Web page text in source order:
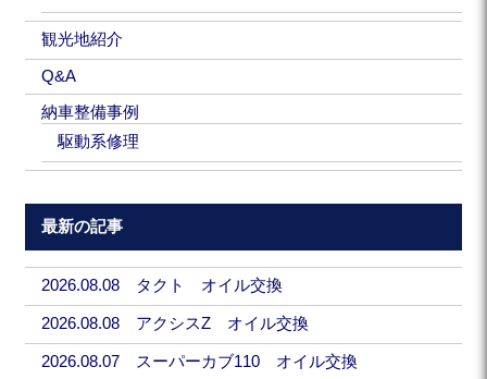
観光地紹介
Q&A
納車整備事例
駆動系修理
最新の記事
2026.08.08 タクト オイル交換
2026.08.08 アクシスZ オイル交換
2026.08.07 スーパーカブ110 オイル交換